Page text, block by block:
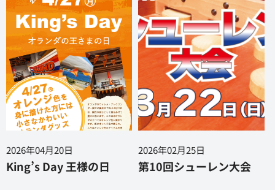
2026年04月20日
King’s Day 王様の日
2026年02月25日
第10回シューレン大会